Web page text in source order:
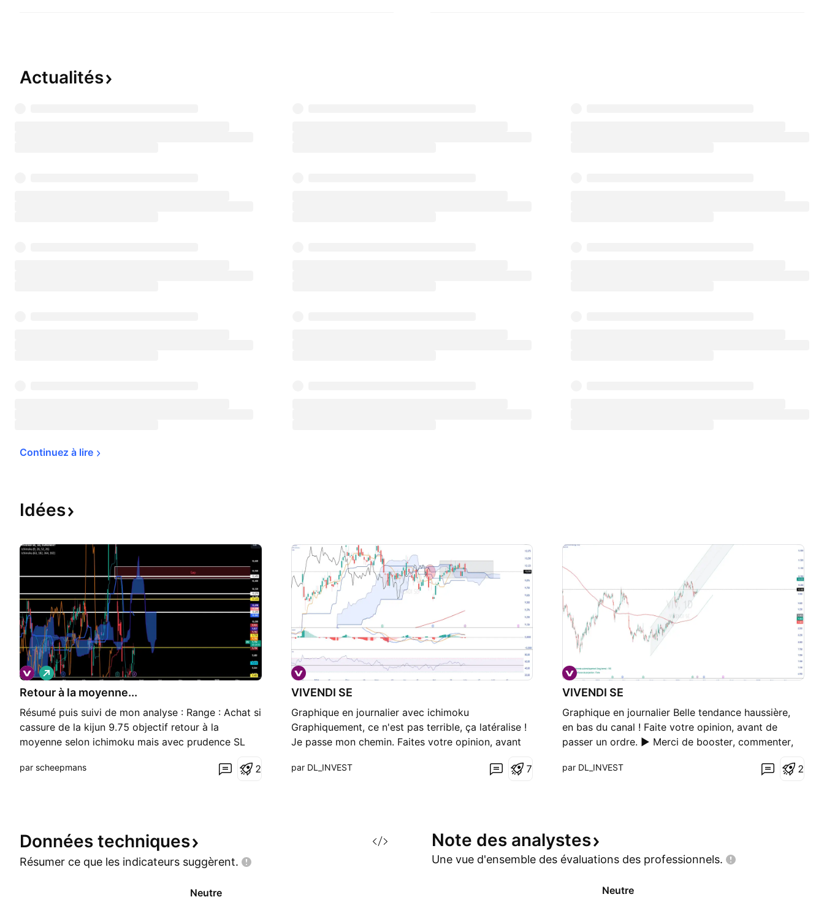
Actualités
Continuez à lire
Idées
Retour à la moyenne...
Résumé puis suivi de mon analyse : Range : Achat si
cassure de la kijun 9.75 objectif retour à la
moyenne selon ichimoku mais avec prudence SL
(+3.4%) (très probable) -------> 2ème objectif :
L
o
n
par scheepmans 2
VIVENDI SE
Graphique en journalier avec ichimoku
Graphiquement, ce n'est pas terrible, ça latéralise !
Je passe mon chemin. Faites votre opinion, avant
commenter, s'abonner !
par DL_INVEST 7
VIVENDI SE
Graphique en journalier Belle tendance haussière,
en bas du canal ! Faite votre opinion, avant de
passer un ordre. ► Merci de booster, commenter,
par DL_INVEST 2
Données techniques
Résumer ce que les indicateurs suggèrent.
Neutre
Note des analystes
Une vue d'ensemble des évaluations des professionnels.
Neutre